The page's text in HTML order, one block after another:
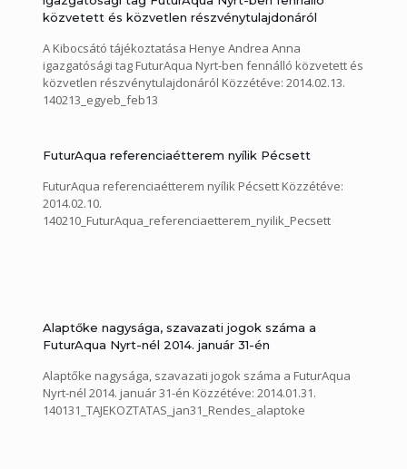
közvetett és közvetlen részvénytulajdonáról
A Kibocsátó tájékoztatása Henye Andrea Anna
igazgatósági tag FuturAqua Nyrt-ben fennálló közvetett és
közvetlen részvénytulajdonáról Közzétéve: 2014.02.13.
140213_egyeb_feb13
FuturAqua referenciaétterem nyílik Pécsett
FuturAqua referenciaétterem nyílik Pécsett Közzétéve:
2014.02.10.
140210_FuturAqua_referenciaetterem_nyilik_Pecsett
Alaptőke nagysága, szavazati jogok száma a
FuturAqua Nyrt-nél 2014. január 31-én
Alaptőke nagysága, szavazati jogok száma a FuturAqua
Nyrt-nél 2014. január 31-én Közzétéve: 2014.01.31.
140131_TAJEKOZTATAS_jan31_Rendes_alaptoke